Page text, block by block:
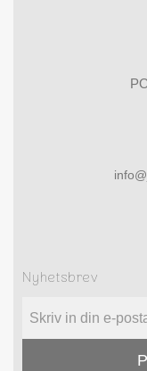
Nyhetsbrev